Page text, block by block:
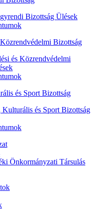
Bizottság Ülések
Bizottság
és Közrendvédelmi
és Sport Bizottság
Kulturális és Sport Bizottság
Önkormányzati Társulás